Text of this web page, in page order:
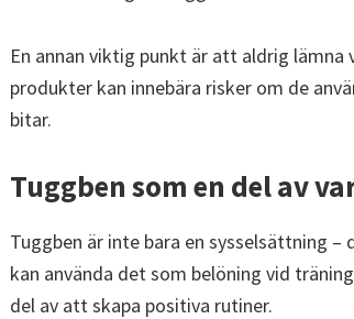
En annan viktig punkt är att aldrig lämna
produkter kan innebära risker om de
bitar.
Tuggben som en del av
Tuggben är inte bara en sysselsättning
kan använda det som belöning vid
del av att skapa positiva rutiner.